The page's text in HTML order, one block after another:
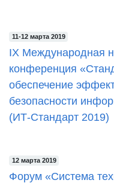
11-12 марта 2019
IX Международная
конференция
обеспечение
безопасности
(ИТ-Стандарт 2019)
12 марта 2019
Форум «Система